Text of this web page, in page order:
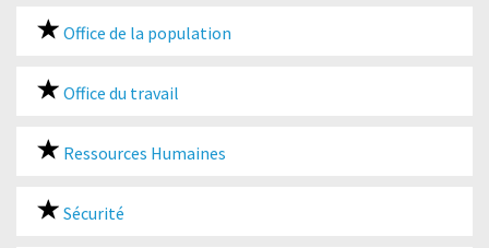
Office de la population
Office du travail
Ressources Humaines
Sécurité